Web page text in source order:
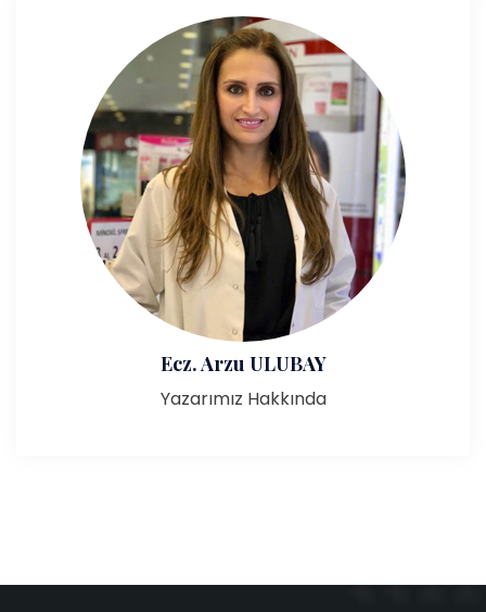
Ecz. Arzu ULUBAY
Yazarımız Hakkında